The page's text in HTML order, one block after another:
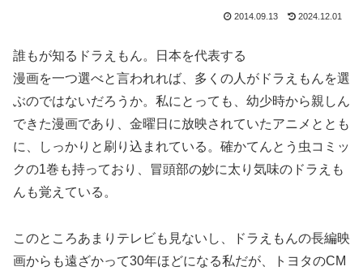
2014.09.13 2024.12.01
誰もが知るドラえもん。日本を代表する
漫画を一つ選べと言われれば、多くの人がドラえもんを選
ぶのではないだろうか。私にとっても、幼少時から親しん
できた漫画であり、金曜日に放映されていたアニメととも
に、しっかりと刷り込まれている。確かてんとう虫コミッ
クの1巻も持っており、冒頭部の妙に太り気味のドラえも
んも覚えている。
このところあまりテレビも見ないし、ドラえもんの長編映
画からも遠ざかって30年ほどになる私だが、トヨタのCM